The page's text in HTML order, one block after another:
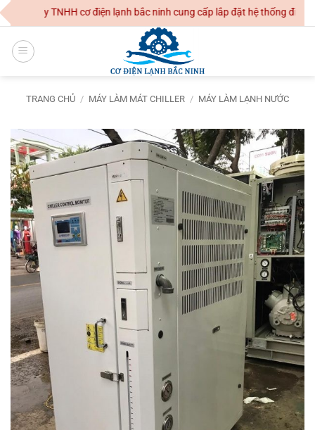
Skip
to
content
Ty TNHH cơ điện lạnh bắc ninh cung cấp lắp đặt hệ thống điều
TRANG CHỦ / MÁY LÀM MÁT CHILLER / MÁY LÀM LẠNH NƯỚC